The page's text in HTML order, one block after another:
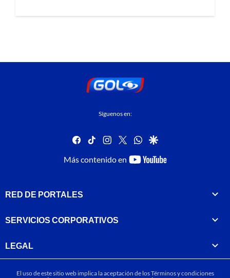
Síguenos en:
facebook
tiktok instagram
twitterwhatsapp
google
Más contenido en
youtube-
RED DE PORTALES
SERVICIOS CORPORATIVOS
LEGAL
El uso de este sitio web implica la aceptación de losTérminos y condiciones